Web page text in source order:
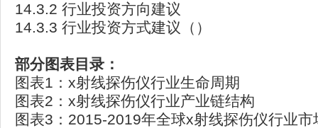
14.3.2 行业投资方向建议
14.3.3 行业投资方式建议（）
部分图表目录：
图表1：x射线探伤仪行业生命周期
图表2：x射线探伤仪行业产业链结构
图表3：2015-2019年全球x射线探伤仪行业市